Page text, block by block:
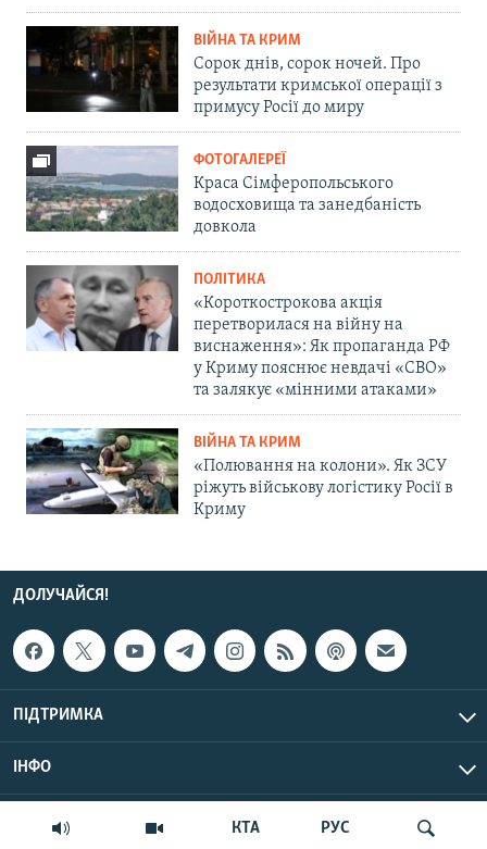
КТА РУС
ВІЙНА ТА КРИМ
Сорок днів, сорок ночей. Про
результати кримської операції з
примусу Росії до миру
ФОТОГАЛЕРЕЇ
Краса Сімферопольського
водосховища та занедбаність
довкола
ПОЛІТИКА
«Короткострокова акція
перетворилася на війну на
виснаження»: Як пропаганда РФ
у Криму пояснює невдачі «СВО»
та залякує «мінними атаками»
ВІЙНА ТА КРИМ
«Полювання на колони». Як ЗСУ
ріжуть військову логістику Росії в
Криму
ДОЛУЧАЙСЯ!
ПІДТРИМКА
ІНФО
© Крим.Реалії, 2026 | Усі права застережено.